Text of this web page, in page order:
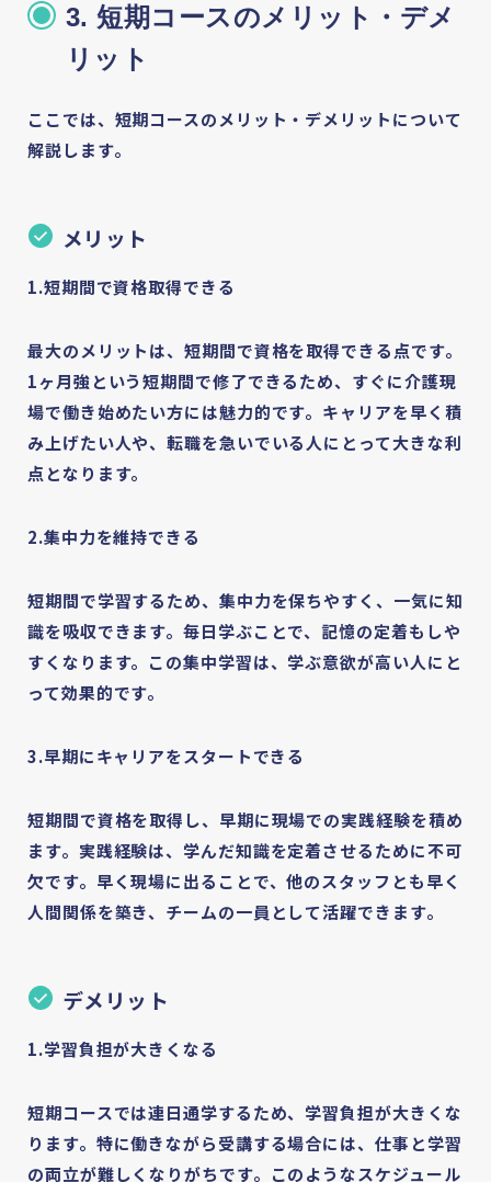
Column
Information インフォメーション
講座を探す
お気に入り
3. 短期コースのメリット・デメ
リット
ここでは、短期コースのメリット・デメリットについて
解説します。
メリット
1.短期間で資格取得できる
最大のメリットは、短期間で資格を取得できる点です。
1ヶ月強という短期間で修了できるため、すぐに介護現
場で働き始めたい方には魅力的です。キャリアを早く積
み上げたい人や、転職を急いでいる人にとって大きな利
点となります。
2.集中力を維持できる
短期間で学習するため、集中力を保ちやすく、一気に知
識を吸収できます。毎日学ぶことで、記憶の定着もしや
すくなります。この集中学習は、学ぶ意欲が高い人にと
って効果的です。
3.早期にキャリアをスタートできる
短期間で資格を取得し、早期に現場での実践経験を積め
ます。実践経験は、学んだ知識を定着させるために不可
欠です。早く現場に出ることで、他のスタッフとも早く
人間関係を築き、チームの一員として活躍できます。
デメリット
1.学習負担が大きくなる
短期コースでは連日通学するため、学習負担が大きくな
ります。特に働きながら受講する場合には、仕事と学習
の両立が難しくなりがちです。このようなスケジュール